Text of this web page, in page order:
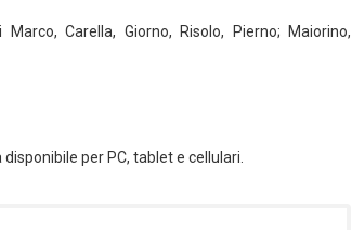
Carella, Giorno, Risolo, Pierno; Maiorino,
per PC, tablet e cellulari.